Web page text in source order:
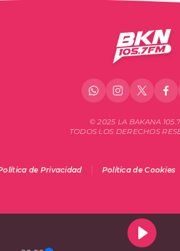
© 2025 LA BAKANA
TODOS LOS DERECHOS
de Privacidad Política de Cookies